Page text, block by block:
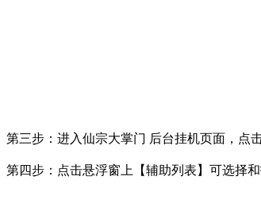
第三步：进入仙宗大掌门 后台挂机页面，点
第四步：点击悬浮窗上【辅助列表】可选择